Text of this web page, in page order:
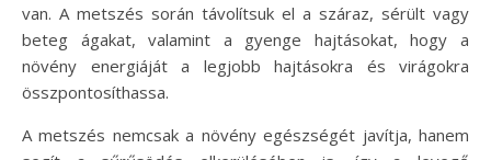
van. A metszés során távolítsuk el a száraz, sérült vagy
beteg ágakat, valamint a gyenge hajtásokat, hogy a
növény energiáját a legjobb hajtásokra és virágokra
összpontosíthassa.
A metszés nemcsak a növény egészségét javítja, hanem